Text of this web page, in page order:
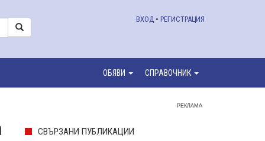
ВХОД • РЕГИСТРАЦИЯ
ОБЯВИ СПРАВОЧНИК
РЕКЛАМА
СВЪРЗАНИ ПУБЛИКАЦИИ